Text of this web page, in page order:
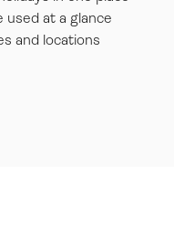
used at a glance
and locations